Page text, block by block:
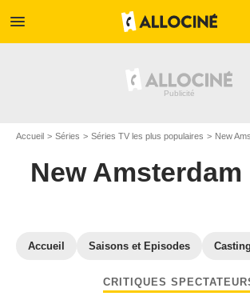
menu
Accueil Séries Séries TV les plus populaires New
New Amsterdam
Accueil Saisons et Episodes Casting
CRITIQUES